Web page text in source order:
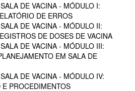
DE VACINA - MÓDULO I:
DE ERROS
DE VACINA - MÓDULO II:
DE DOSES DE VACINA
DE VACINA - MÓDULO III:
EM SALA DE
DE VACINA - MÓDULO IV:
E PROCEDIMENTOS